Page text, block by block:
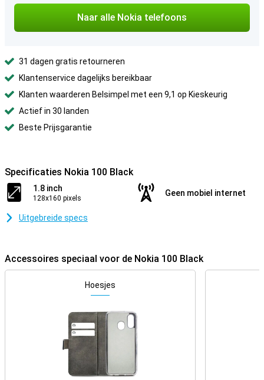
Naar alle Nokia telefoons
31 dagen gratis retourneren
Klantenservice dagelijks bereikbaar
Klanten waarderen Belsimpel met een 9,1 op Kieskeurig
Actief in 30 landen
Beste Prijsgarantie
Specificaties Nokia 100 Black
1.8 inch
128x160 pixels
Geen mobiel internet
Uitgebreide specs
Accessoires speciaal voor de Nokia 100 Black
Hoesjes